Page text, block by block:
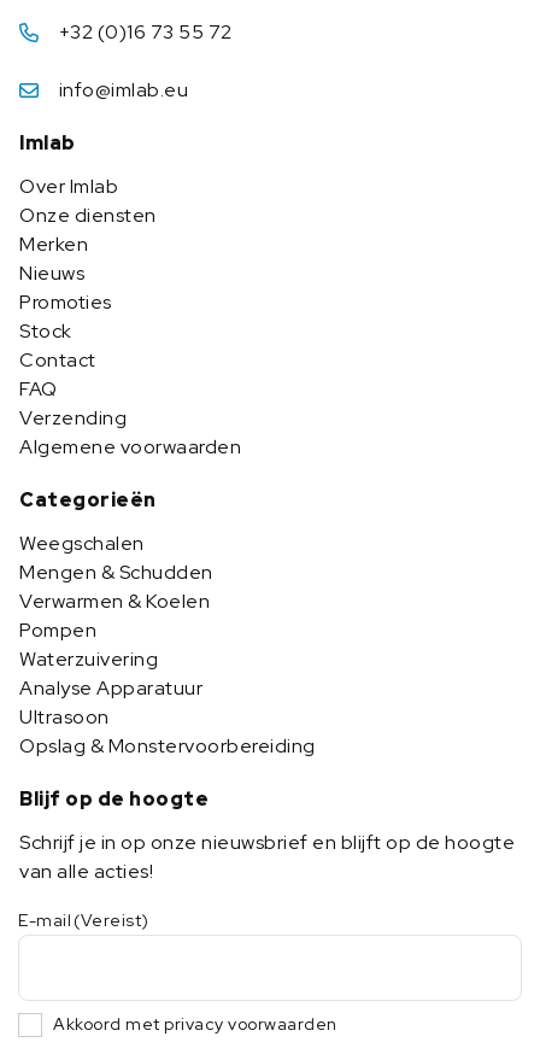
+32 (0)16 73 55 72
info@imlab.eu
Imlab
Over Imlab
Onze diensten
Merken
Nieuws
Promoties
Stock
Contact
FAQ
Verzending
Algemene voorwaarden
Categorieën
Weegschalen
Mengen & Schudden
Verwarmen & Koelen
Pompen
Waterzuivering
Analyse Apparatuur
Ultrasoon
Opslag & Monstervoorbereiding
Blijf op de hoogte
Schrijf je in op onze nieuwsbrief en blijft op de hoogte
van alle acties!
E-mail (Vereist)
Akkoord met privacy voorwaarden